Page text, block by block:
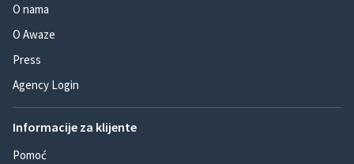
O nama
O Awaze
Press
Agency Login
Informacije za klijente
Pomoć